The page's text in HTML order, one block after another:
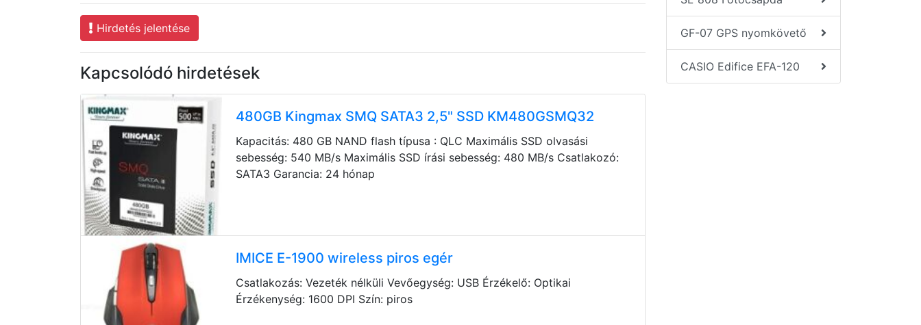
Hirdetés jelentése
Kapcsolódó hirdetések
480GB Kingmax SMQ SATA3 2,5" SSD KM480GSMQ32
Kapacitás: 480 GB NAND flash típusa : QLC Maximális SSD olvasási
sebesség: 540 MB/s Maximális SSD írási sebesség: 480 MB/s Csatlakozó:
SATA3 Garancia: 24 hónap
IMICE E-1900 wireless piros egér
Csatlakozás: Vezeték nélküli Vevőegység: USB Érzékelő: Optikai
Érzékenység: 1600 DPI Szín: piros
GF-07 GPS nyomkövető
CASIO Edifice EFA-120